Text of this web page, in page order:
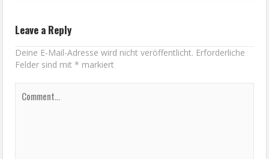
Leave a Reply
Deine E-Mail-Adresse wird nicht veröffentlicht. Erforderliche
Felder sind mit* markiert